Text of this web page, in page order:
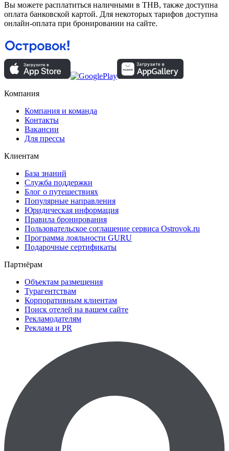
Вы можете расплатиться наличными в THB, также доступна
оплата банковской картой. Для некоторых тарифов доступна
онлайн-оплата при бронировании на сайте.
Компания
Компания и команда
Контакты
Вакансии
Для прессы
Клиентам
База знаний
Служба поддержки
Блог о путешествиях
Популярные направления
Юридическая информация
Правила бронирования
Пользовательское соглашение сервиса Ostrovok.ru
Программа лояльности GURU
Подарочные сертификаты
Партнёрам
Объектам размещения
Турагентствам
Корпоративным клиентам
Поиск отелей на вашем сайте
Рекламодателям
Реклама и PR